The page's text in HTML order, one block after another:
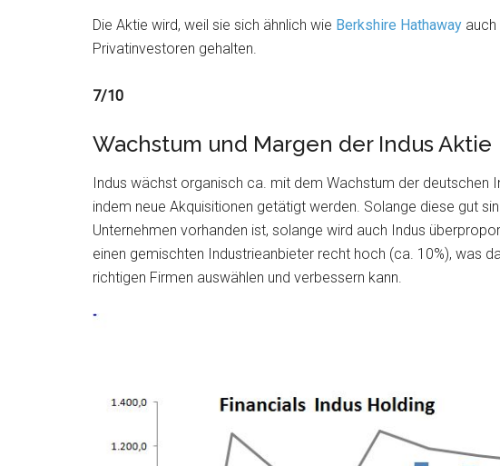
Die Aktie wird, weil sie sich ähnlich wie Berkshire Hathaway auch
Privatinvestoren gehalten.
7/10
Wachstum und Margen der Indus Aktie
Indus wächst organisch ca. mit dem Wachstum der deutschen
indem neue Akquisitionen getätigt werden. Solange diese gut
Unternehmen vorhanden ist, solange wird auch Indus
einen gemischten Industrieanbieter recht hoch (ca. 10%), was
richtigen Firmen auswählen und verbessern kann.